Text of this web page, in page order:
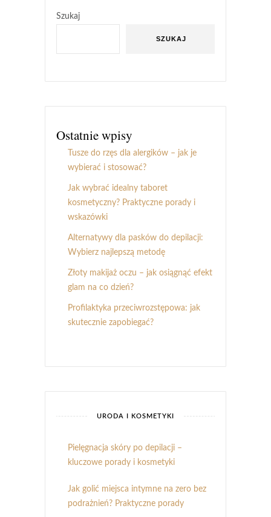
Szukaj
SZUKAJ
Ostatnie wpisy
Tusze do rzęs dla alergików – jak je
wybierać i stosować?
Jak wybrać idealny taboret
kosmetyczny? Praktyczne porady i
wskazówki
Alternatywy dla pasków do depilacji:
Wybierz najlepszą metodę
Złoty makijaż oczu – jak osiągnąć efekt
glam na co dzień?
Profilaktyka przeciwrozstępowa: jak
skutecznie zapobiegać?
URODA I KOSMETYKI
Pielęgnacja skóry po depilacji –
kluczowe porady i kosmetyki
Jak golić miejsca intymne na zero bez
podrażnień? Praktyczne porady